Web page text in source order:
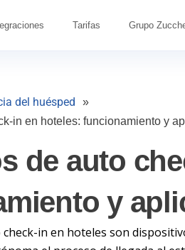
Tarifas Grupo
del huésped
»
in en hoteles: funcionamiento y
de auto
y
check-in en hoteles son